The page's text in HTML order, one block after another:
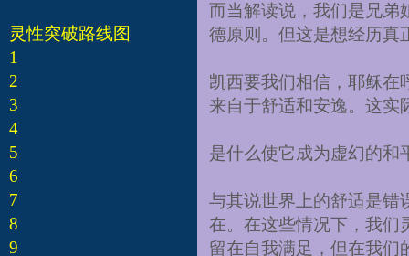
灵性突破路线图
1
2
3
4
5
6
7
8
9
而当解读说，我们是兄弟
德原则。但这是想经历真
凯西要我们相信，耶稣在
来自于舒适和安逸。这实
是什么使它成为虚幻的和
与其说世界上的舒适是错
在。在这些情况下，我们
留在自我满足，但在我们